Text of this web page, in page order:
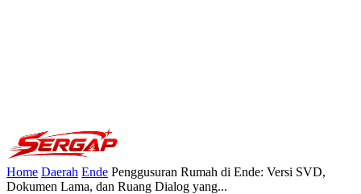
Home Daerah Ende Penggusuran Rumah di Ende: Versi SVD,
Dokumen Lama, dan Ruang Dialog yang...